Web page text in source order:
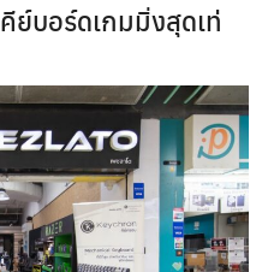
ย์บอร์ดเกมมิ่งสุดเท่